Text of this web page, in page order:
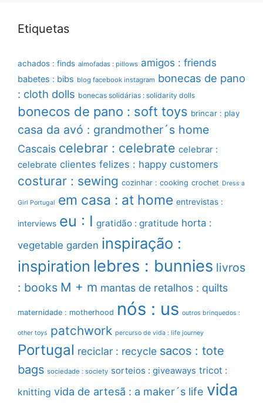
Etiquetas
achados : finds almofadas : pillows amigos : friends
babetes : bibs blog facebook instagram bonecas de pano
: cloth dolls bonecas solidárias : solidarity dolls
bonecos de pano : soft toys brincar : play
casa da avó : grandmother´s home
Cascais celebrar : celebrate celebrar :
celebrate clientes felizes : happy customers
costurar : sewing cozinhar : cooking crochet Dress a
Girl Portugal em casa : at home entrevistas :
interviews eu : I gratidão : gratitude horta :
vegetable garden inspiração :
inspiration lebres : bunnies livros
: books M + m mantas de retalhos : quilts
maternidade : motherhood nós : us outros brinquedos :
other toys patchwork percurso de vida : life journey
Portugal reciclar : recycle sacos : tote
bags sociedade : society sorteios : giveaways tricot :
knitting vida de artesã : a maker´s life vida